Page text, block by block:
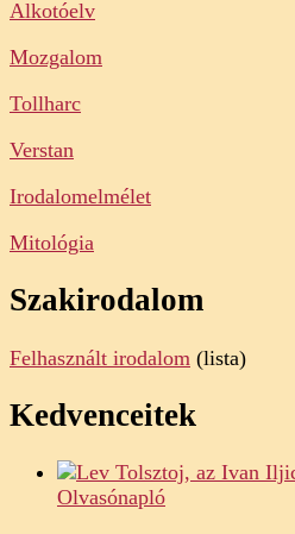
Alkotóelv
Mozgalom
Tollharc
Verstan
Irodalomelmélet
Mitológia
Szakirodalom
Felhasznált irodalom (lista)
Kedvenceitek
Olvasónapló